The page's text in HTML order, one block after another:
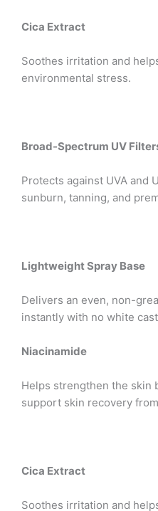
Cica Extract
Soothes irritation and
environmental stress.
Broad-Spectrum UV
Protects against UVA and
sunburn, tanning, and
Lightweight Spray Base
Delivers an even, non-
instantly with no white
Niacinamide
Helps strengthen the skin
support skin recovery
Cica Extract
Soothes irritation and